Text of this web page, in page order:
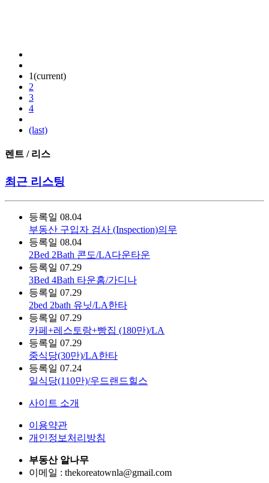
1(current)
2
3
4
(last)
렌트 / 리스
최근 리스팅
등록일 08.04
부동산 구입자 검사 (Inspection)의무
등록일 08.04
2Bed 2Bath 콘도/LA다운타운
등록일 07.29
3Bed 4Bath 타운홈/가디나
등록일 07.29
2bed 2bath 유닛/LA한타
등록일 07.29
카페+레스토랑+빵집 (180만)/LA
등록일 07.29
중식당(30만)/LA한타
등록일 07.24
일식당(110만)/우드랜드힐스
사이트 소개
이용약관
개인정보처리방침
부동산 알나무
이메일 : thekoreatownla@gmail.com